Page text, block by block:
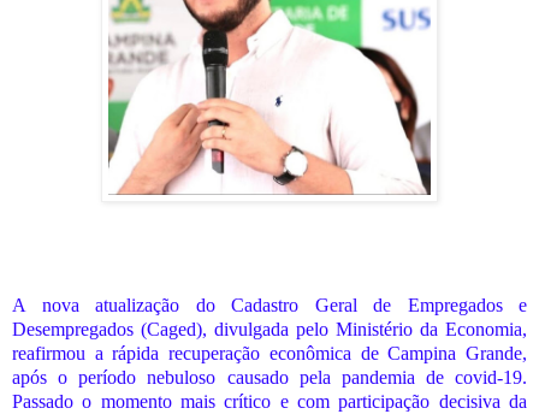
A nova atualização do Cadastro Geral de Empregados e
Desempregados (Caged), divulgada pelo Ministério da Economia,
reafirmou a rápida recuperação econômica de Campina Grande,
após o período nebuloso causado pela pandemia de covid-19.
Passado o momento mais crítico e com participação decisiva da